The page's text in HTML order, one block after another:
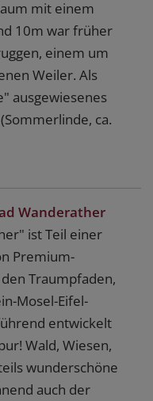
mit einem
10m war früher
einem um
Weiler. Als
ausgewiesenes
ca.
Wanderather
ist Teil einer
Premium-
Traumpfaden,
Mosel-Eifel-
entwickelt
Wald, Wiesen,
wunderschöne
auch der